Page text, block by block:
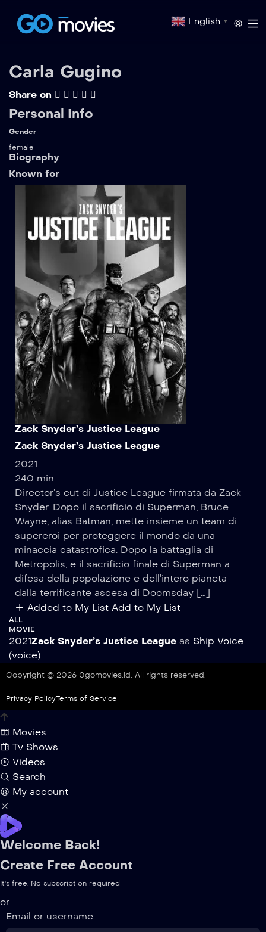
English ▼
Carla Gugino
Share on
Personal Info
Gender
female
Biography
Known for
Zack Snyder’s Justice League
Zack Snyder’s Justice League
2021
240 min
Director’s cut di Justice League firmata da Zack
Snyder. Dopo il sacrificio di Superman, Bruce
Wayne, alias Batman, mette insieme un team di
supereroi per proteggere il mondo da una
minaccia catastrofica. Dopo la battaglia di
Metropolis, e il sacrificio finale di Superman a
difesa della popolazione e dell’intero pianeta
dalla terrificante ascesa di Doomsday […]
Added to My List Add to My List
ALL
MOVIE
2021Zack Snyder’s Justice League as Ship Voice
(voice)
Copyright © 2026 0gomovies.id. All rights reserved.
Privacy PolicyTerms of Service
Movies
Tv Shows
Videos
Search
My account
Welcome Back!
Create Free Account
It's free. No subscription required
or
Email or username